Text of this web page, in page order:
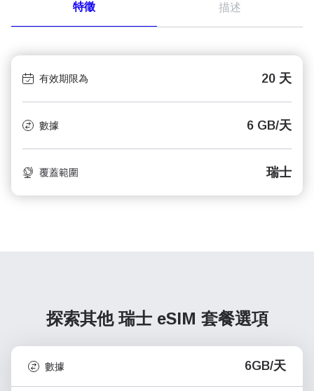
特徵 描述
有效期限為 20 天
數據 6 GB/天
覆蓋範圍 瑞士
探索其他 瑞士 eSIM 套餐選項
數據 6GB/天